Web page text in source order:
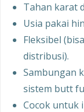
Tahan karat
Usia pakai
Fleksibel
distribusi).
Sambungan
sistem butt
Cocok untuk